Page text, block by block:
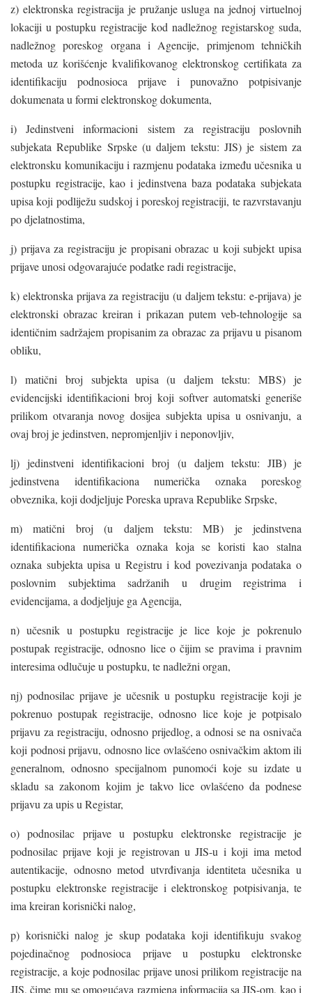
z) elektronska registracija je pružanje usluga na jednoj virtuelnoj
lokaciji u postupku registracije kod nadležnog registarskog suda,
nadležnog poreskog organa i Agencije, primjenom tehničkih
metoda uz korišćenje kvalifikovanog elektronskog certifikata za
identifikaciju podnosioca prijave i punovažno potpisivanje
dokumenata u formi elektronskog dokumenta,
i) Jedinstveni informacioni sistem za registraciju poslovnih
subjekata Republike Srpske (u daljem tekstu: JIS) je sistem za
elektronsku komunikaciju i razmjenu podataka između učesnika u
postupku registracije, kao i jedinstvena baza podataka subjekata
upisa koji podliježu sudskoj i poreskoj registraciji, te razvrstavanju
po djelatnostima,
j) prijava za registraciju je propisani obrazac u koji subjekt upisa
prijave unosi odgovarajuće podatke radi registracije,
k) elektronska prijava za registraciju (u daljem tekstu: e-prijava) je
elektronski obrazac kreiran i prikazan putem veb-tehnologije sa
identičnim sadržajem propisanim za obrazac za prijavu u pisanom
obliku,
l) matični broj subjekta upisa (u daljem tekstu: MBS) je
evidencijski identifikacioni broj koji softver automatski generiše
prilikom otvaranja novog dosijea subjekta upisa u osnivanju, a
ovaj broj je jedinstven, nepromjenljiv i neponovljiv,
lj) jedinstveni identifikacioni broj (u daljem tekstu: JIB) je
jedinstvena identifikaciona numerička oznaka poreskog
obveznika, koji dodjeljuje Poreska uprava Republike Srpske,
m) matični broj (u daljem tekstu: MB) je jedinstvena
identifikaciona numerička oznaka koja se koristi kao stalna
oznaka subjekta upisa u Registru i kod povezivanja podataka o
poslovnim subjektima sadržanih u drugim registrima i
evidencijama, a dodjeljuje ga Agencija,
n) učesnik u postupku registracije je lice koje je pokrenulo
postupak registracije, odnosno lice o čijim se pravima i pravnim
interesima odlučuje u postupku, te nadležni organ,
nj) podnosilac prijave je učesnik u postupku registracije koji je
pokrenuo postupak registracije, odnosno lice koje je potpisalo
prijavu za registraciju, odnosno prijedlog, a odnosi se na osnivača
koji podnosi prijavu, odnosno lice ovlašćeno osnivačkim aktom ili
generalnom, odnosno specijalnom punomoći koje su izdate u
skladu sa zakonom kojim je takvo lice ovlašćeno da podnese
prijavu za upis u Registar,
o) podnosilac prijave u postupku elektronske registracije je
podnosilac prijave koji je registrovan u JIS-u i koji ima metod
autentikacije, odnosno metod utvrđivanja identiteta učesnika u
postupku elektronske registracije i elektronskog potpisivanja, te
ima kreiran korisnički nalog,
p) korisnički nalog je skup podataka koji identifikuju svakog
pojedinačnog podnosioca prijave u postupku elektronske
registracije, a koje podnosilac prijave unosi prilikom registracije na
JIS, čime mu se omogućava razmjena informacija sa JIS-om, kao i